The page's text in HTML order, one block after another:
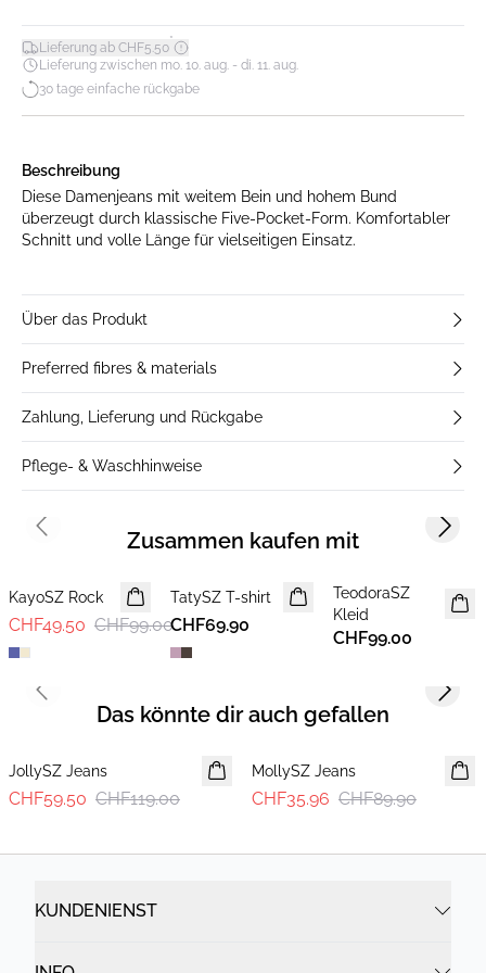
Lieferung ab CHF5.50*
Lieferung zwischen mo. 10. aug. - di. 11. aug.
30 tage einfache rückgabe
Beschreibung
Diese Damenjeans mit weitem Bein und hohem Bund
überzeugt durch klassische Five-Pocket-Form. Komfortabler
Schnitt und volle Länge für vielseitigen Einsatz.
Über das Produkt
Preferred fibres & materials
Zahlung, Lieferung und Rückgabe
Pflege- & Waschhinweise
Zusammen kaufen mit
KayoSZ Rock
CHF49.50 CHF99.00
NEUHEIT
TatySZ T-shirt
CHF69.90
NEUHEIT
TeodoraSZ
Kleid
CHF99.00
Previous slide Next
Das könnte dir auch gefallen
JollySZ Jeans
CHF59.50 CHF119.00
-60%
MollySZ Jeans
CHF35.96 CHF89.90
Previous slide Next
KUNDENIENST